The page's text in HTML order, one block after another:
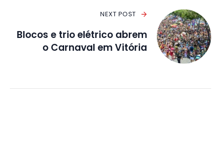
NEXT POST
Blocos e trio elétrico abrem
o Carnaval em Vitória